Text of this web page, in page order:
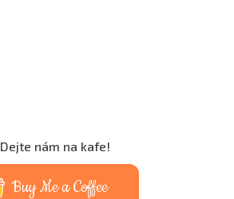
Dejte nám na kafe!
Buy Me a Coffee